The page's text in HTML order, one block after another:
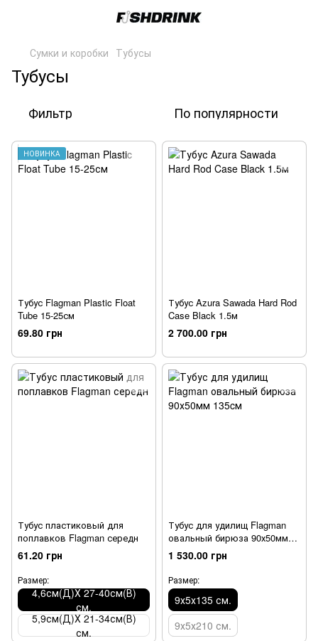
Сумки и коробки Тубусы
Тубусы
Фильтр По популярности
НОВИНКА
Тубус Flagman Plastic Float
Tube 15-25см
69.80 грн
Тубус Azura Sawada Hard Rod
Case Black 1.5м
2 700.00 грн
Тубус пластиковый для
поплавков Flagman середн
61.20 грн
Размер:
4,6см(Д)Х 27-40см(В)
см.
5,9см(Д)Х 21-34см(В)
см.
Тубус для удилищ Flagman
овальный бирюза 90х50мм
135cм
1 530.00 грн
Размер:
9х5х135 см.
9х5х210 см.